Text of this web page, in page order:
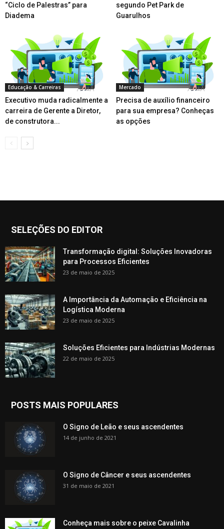
“Ciclo de Palestras” para
Diadema
segundo Pet Park de
Guarulhos
Educação & Carreiras
Executivo muda radicalmente a
carreira de Gerente a Diretor,
de construtora...
Mercado
Precisa de auxílio financeiro
para sua empresa? Conheças
as opções
SELEÇÕES DO EDITOR
Transformação digital: Soluções Inovadoras
para Processos Eficientes
23 de maio de 2025
A Importância da Automação e Eficiência na
Logística Moderna
23 de maio de 2025
Soluções Eficientes para Indústrias Modernas
22 de maio de 2025
POSTS MAIS POPULARES
O Signo de Leão e seus ascendentes
14 de junho de 2021
O Signo de Câncer e seus ascendentes
31 de maio de 2021
Conheça mais sobre o peixe Cavalinha